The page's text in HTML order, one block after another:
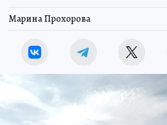
Марина Прохорова